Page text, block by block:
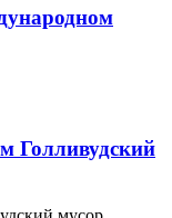
Голливудский